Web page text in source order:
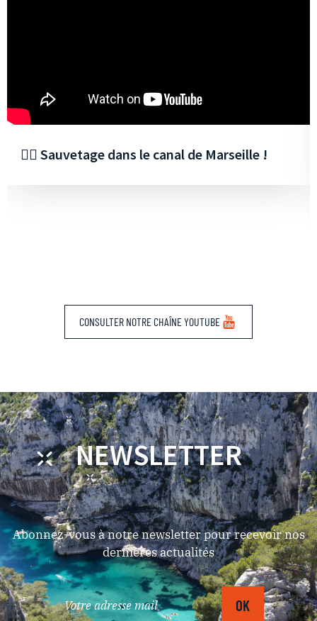
🏊‍♂️ Sauvetage dans le canal de Marseille !
CONSULTER NOTRE CHAÎNE YOUTUBE
NEWSLETTER
Abonnez-vous à notre newsletter pour recevoir nos
dernières actualités